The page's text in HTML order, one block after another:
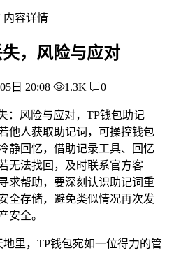
内容详情
，风险与应对
日 20:08 1.3K 0
：风险与应对，TP钱包助记
他人获取助记词，可操控钱包
静回忆，借助记录工具、回忆
无法找回，及时联系官方客
求帮助，要深刻认识助记词重
全存储，避免类似情况再次发
安全。
里，TP钱包宛如一位得力的管